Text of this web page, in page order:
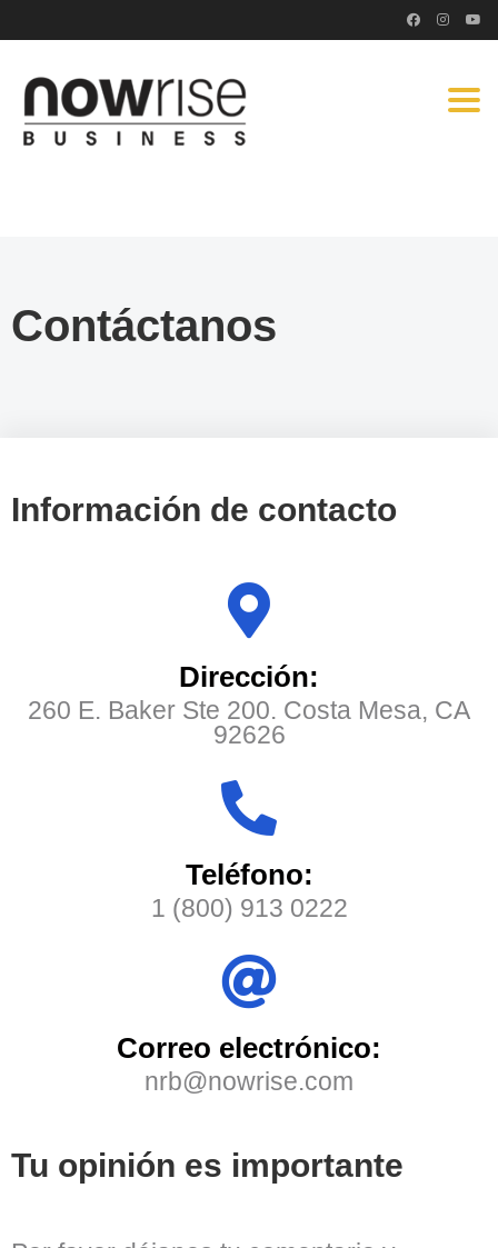
Contáctanos
Información de contacto
Dirección:
260 E. Baker Ste 200. Costa Mesa, CA
92626
Teléfono:
1 (800) 913 0222
Correo electrónico:
nrb@nowrise.com
Tu opinión es importante